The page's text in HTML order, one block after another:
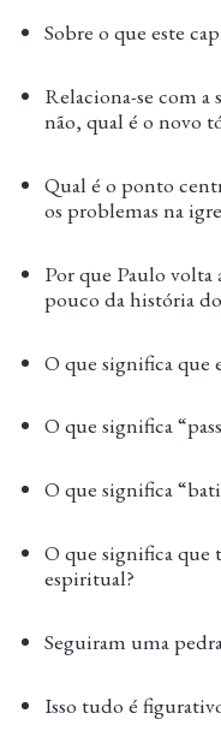
Sobre o que este
Relaciona-se com a
não, qual é o novo
Qual é o ponto
os problemas na
Por que Paulo
pouco da história
O que significa que
O que significa
O que significa
O que significa que
espiritual?
Seguiram uma
Isso tudo é